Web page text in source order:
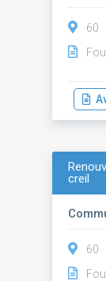
60
creil
60